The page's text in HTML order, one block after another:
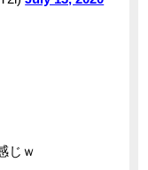
じｗ